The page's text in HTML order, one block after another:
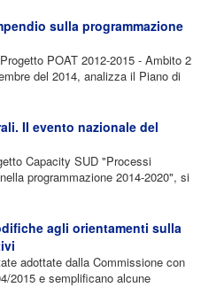
sulla programmazione
POAT 2012-2015 - Ambito 2
del 2014, analizza il Piano di
II evento nazionale del
Capacity SUD "Processi
programmazione 2014-2020", si
agli orientamenti sulla
adottate dalla Commissione con
2015 e semplificano alcune